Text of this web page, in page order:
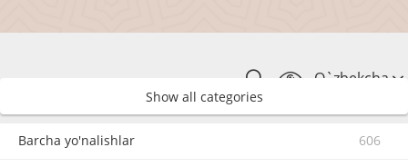
O`zbekcha
Show all categories
Barcha yo'nalishlar 606